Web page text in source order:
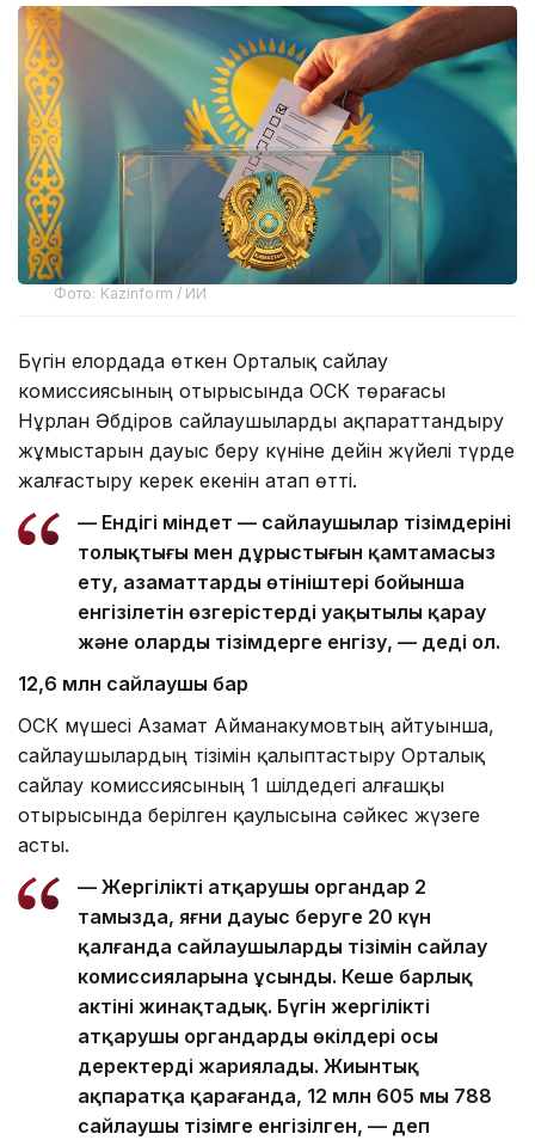
Фото: Kazinform / ИИ
Бүгін елордада өткен Орталық сайлау
комиссиясының отырысында ОСК төрағасы
Нұрлан Әбдіров сайлаушыларды ақпараттандыру
жұмыстарын дауыс беру күніне дейін жүйелі түрде
жалғастыру керек екенін атап өтті.
— Ендігі міндет — сайлаушылар тізімдерінің
толықтығы мен дұрыстығын қамтамасыз
ету, азаматтардың өтініштері бойынша
енгізілетін өзгерістерді уақытылы қарау
және оларды тізімдерге енгізу, — деді ол.
12,6 млн сайлаушы бар
ОСК мүшесі Азамат Айманакумовтың айтуынша,
сайлаушылардың тізімін қалыптастыру Орталық
сайлау комиссиясының 1 шілдедегі алғашқы
отырысында берілген қаулысына сәйкес жүзеге
асты.
— Жергілікті атқарушы органдар 2
тамызда, яғни дауыс беруге 20 күн
қалғанда сайлаушылардың тізімін сайлау
комиссияларына ұсынды. Кеше барлық
актіні жинақтадық. Бүгін жергілікті
атқарушы органдардың өкілдері осы
деректерді жариялады. Жиынтық
ақпаратқа қарағанда, 12 млн 605 мың 788
сайлаушы тізімге енгізілген, — деп